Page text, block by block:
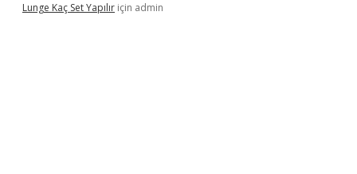
Lunge Kaç Set Yapılır için admin